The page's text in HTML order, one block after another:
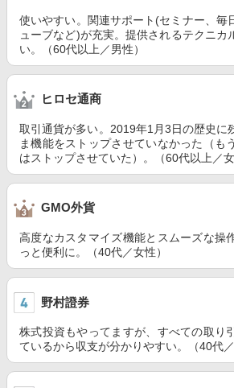
使いやすい。関連サポート(セミナー、毎
ューブなど)が充実。提供されるテクニカ
い。（60代以上／男性）
ヒロセ通商
取引通貨が多い。2019年1月3日の歴史に
ま機能をストップさせていなかった（も
はストップさせていた）。（60代以上／女
GMO外貨
高度なカスタマイズ機能とスムーズな操
っと便利に。（40代／女性）
野村證券
株式投資もやってますが、すべての取り
ているから収支が分かりやすい。（40代／